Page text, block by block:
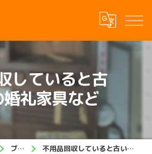
していると古
礼家具など
ブログ 不用品回収していると古い家具の婚礼家具など